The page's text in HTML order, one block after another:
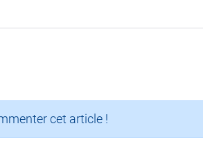
cet article !